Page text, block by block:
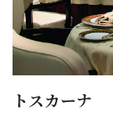
トスカーナ